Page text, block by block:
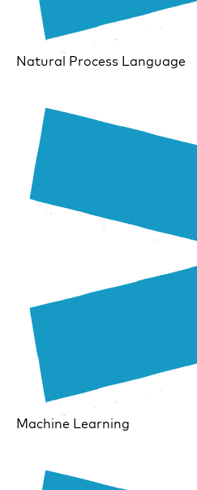
Natural Process Language
Machine Learning